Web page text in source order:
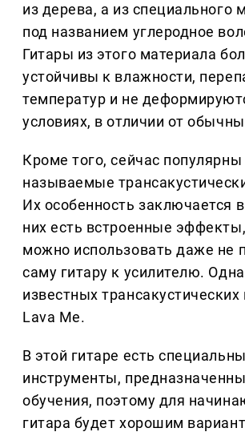
из дерева, а из специального
под названием углеродное
Гитары из этого материала
устойчивы к влажности,
температур и не
условиях, в отличии от
Кроме того, сейчас популярны
называемые
Их особенность заключается
них есть встроенные
можно использовать даже не
саму гитару к усилителю.
известных трансакустических
Lava Me.
В этой гитаре есть
инструменты,
обучения, поэтому для
гитара будет хорошим